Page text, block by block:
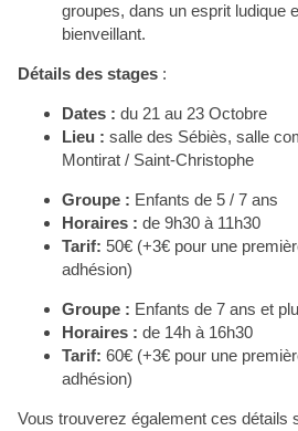
groupes, dans un esprit ludique
bienveillant.
Détails des stages :
Dates : du 21 au 23 Octobre
Lieu : salle des Sébiès, salle
Montirat / Saint-Christophe
Groupe : Enfants de 5 / 7 ans
Horaires : de 9h30 à 11h30
Tarif: 50€ (+3€ pour une
adhésion)
Groupe : Enfants de 7 ans et
Horaires : de 14h à 16h30
Tarif: 60€ (+3€ pour une
adhésion)
Vous trouverez également ces détails